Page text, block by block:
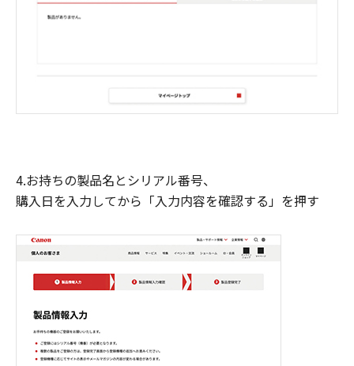
4.お持ちの製品名とシリアル番号、
購入日を入力してから「入力内容を確認する」を押す